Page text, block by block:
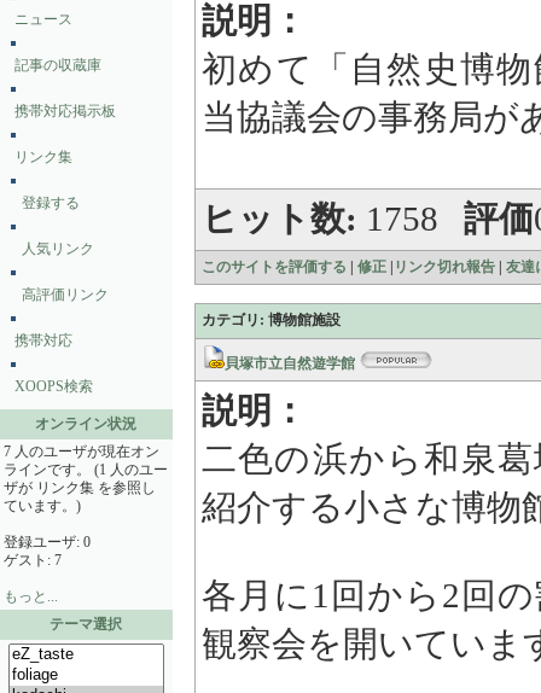
ニュース
記事の収蔵庫
携帯対応掲示板
リンク集
登録する
人気リンク
高評価リンク
携帯対応
XOOPS検索
オンライン状況
7 人のユーザが現在オン
ラインです。 (1 人のユー
ザが リンク集 を参照し
ています。)
登録ユーザ: 0
ゲスト: 7
もっと...
テーマ選択
説明：
初めて「自然史博
当協議会の事務局が
ヒット数: 1758 評価
このサイトを評価する 修正 リンク切れ報告 友達
カテゴリ: 博物館施設
貝塚市立自然遊学館
説明：
二色の浜から和泉
紹介する小さな博物
各月に1回から2回
観察会を開いていま